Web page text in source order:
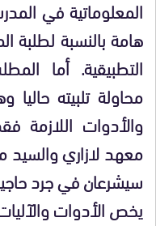
المعلوماتية في
هامة بالنسبة لطلبة
التطبيقية. أما
محاولة تلبيته
والأدوات
معهد لازاري
سيشرعان في جرد
يخص الأدوات